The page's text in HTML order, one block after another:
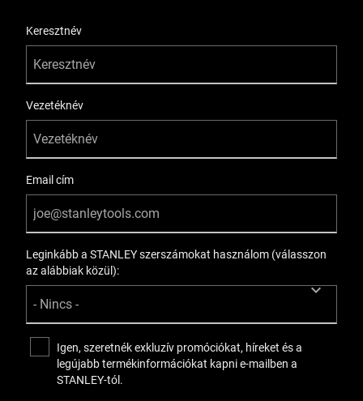
Keresztnév
Vezetéknév
Email cím
Leginkább a STANLEY szerszámokat használom (válasszon
az alábbiak közül):
Igen, szeretnék exkluzív promóciókat, híreket és a
legújabb termékinformációkat kapni e-mailben a
STANLEY-tól.